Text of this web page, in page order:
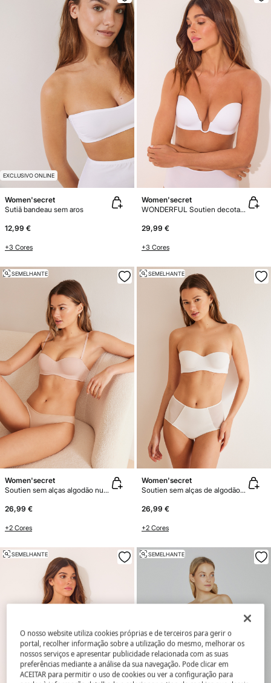
EXCLUSIVO ONLINE
Women'secret
Sutiã bandeau sem aros
12,99 €
+3 Cores
Women'secret
WONDERFUL Soutien decotado branco
29,99 €
+3 Cores
SEMELHANTE
Women'secret
Soutien sem alças algodão nude
26,99 €
+2 Cores
SEMELHANTE
Women'secret
Soutien sem alças de algodão branco
26,99 €
+2 Cores
SEMELHANTE SEMELHANTE
O nosso website utiliza cookies próprias e de terceiros para gerir o
portal, recolher informação sobre a utilização do mesmo, melhorar os
nossos serviços e apresentar publicidade relacionada com as suas
preferências mediante a análise da sua navegação. Pode clicar em
ACEITAR para permitir o uso de cookies ou ver a configuração para